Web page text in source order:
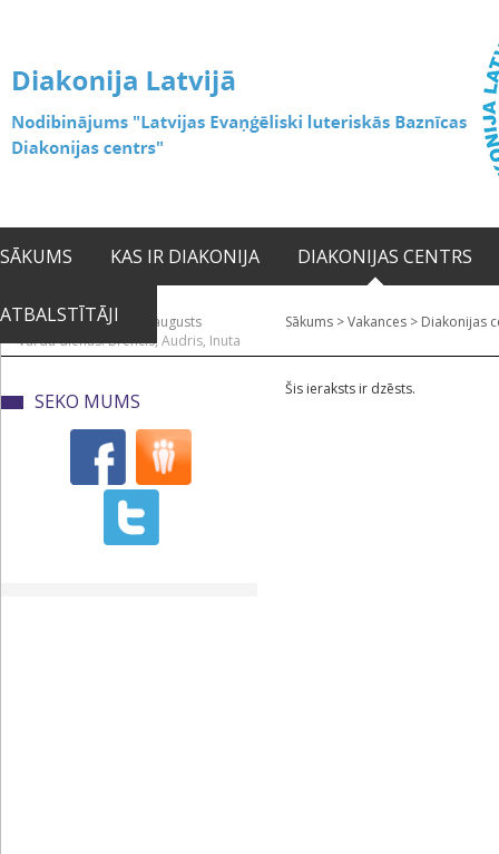
SĀKUMS KAS IR DIAKONIJA DIAKONIJAS CENTRS
ATBALSTĪTĀJI2026. gada 10. augusts
Vārda dienas: Brencis, Audris, Inuta
Sākums >Vakances > Diakonijas
SEKO MUMS
Šis ieraksts ir dzēsts.